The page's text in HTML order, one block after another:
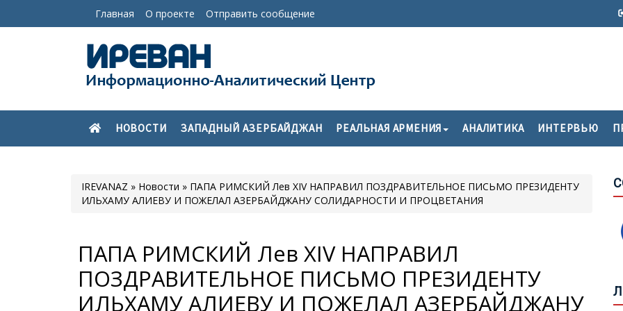
Главная О проекте Отправить сообщение
НОВОСТИ ЗАПАДНЫЙ АЗЕРБАЙДЖАН РЕАЛЬНАЯ АРМЕНИЯ АНАЛИТИКА ИНТЕРВЬЮ
IREVANAZ » Новости » ПАПА РИМСКИЙ Лев XIV НАПРАВИЛ ПОЗДРАВИТЕЛЬНОЕ ПИСЬМО ПРЕЗИДЕНТУ
ИЛЬХАМУ АЛИЕВУ И ПОЖЕЛАЛ АЗЕРБАЙДЖАНУ СОЛИДАРНОСТИ И ПРОЦВЕТАНИЯ
ПАПА РИМСКИЙ Лев XIV НАПРАВИЛ
ПОЗДРАВИТЕЛЬНОЕ ПИСЬМО ПРЕЗИДЕНТУ
ИЛЬХАМУ АЛИЕВУ И ПОЖЕЛАЛ АЗЕРБАЙДЖАНУ